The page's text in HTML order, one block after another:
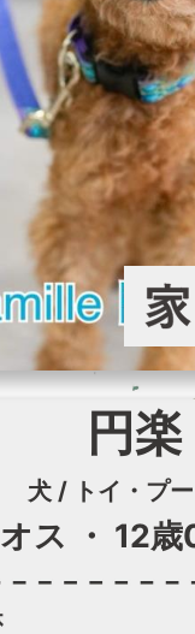
円楽
犬 / トイ・プ
オス ・ 12歳